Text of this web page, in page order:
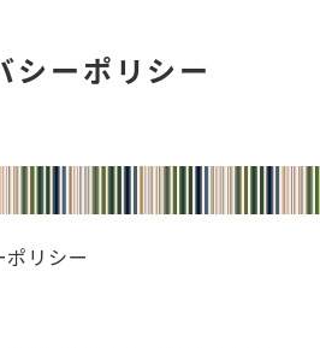
シーポリシー
ポリシー